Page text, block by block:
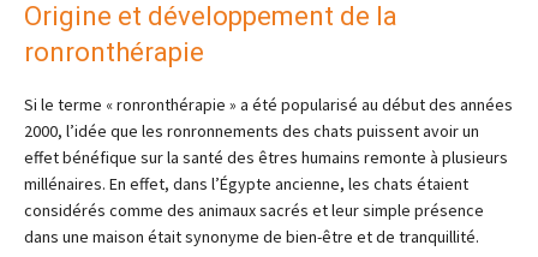
Origine et développement de la
ronronthérapie
Si le terme « ronronthérapie » a été popularisé au début des années
2000, l’idée que les ronronnements des chats puissent avoir un
effet bénéfique sur la santé des êtres humains remonte à plusieurs
millénaires. En effet, dans l’Égypte ancienne, les chats étaient
considérés comme des animaux sacrés et leur simple présence
dans une maison était synonyme de bien-être et de tranquillité.